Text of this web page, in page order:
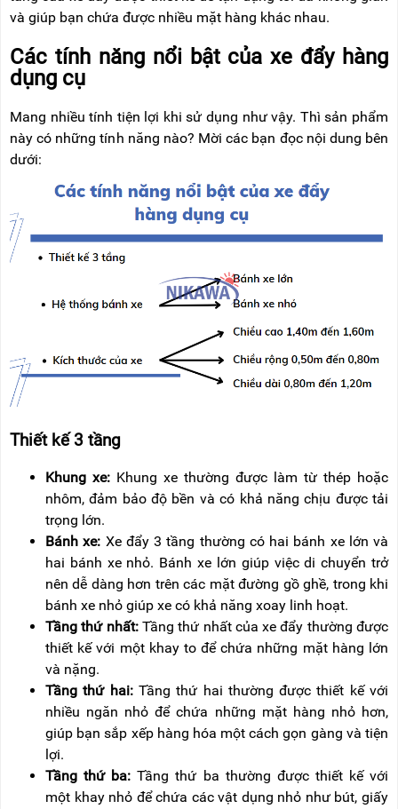
NÂNG
TAY
và giúp bạn chứa được nhiều mặt hàng khác nhau.
Các tính năng nổi bật của xe đẩy hàng
dụng cụ
Mang nhiều tính tiện lợi khi sử dụng như vậy. Thì sản phẩm
này có những tính năng nào? Mời các bạn đọc nội dung bên
dưới:
Thiết kế 3 tầng
Khung xe: Khung xe thường được làm từ thép hoặc
nhôm, đảm bảo độ bền và có khả năng chịu được tải
trọng lớn.
Bánh xe: Xe đẩy 3 tầng thường có hai bánh xe lớn và
hai bánh xe nhỏ. Bánh xe lớn giúp việc di chuyển trở
nên dễ dàng hơn trên các mặt đường gồ ghề, trong khi
bánh xe nhỏ giúp xe có khả năng xoay linh hoạt.
Tầng thứ nhất: Tầng thứ nhất của xe đẩy thường được
thiết kế với một khay to để chứa những mặt hàng lớn
và nặng.
Tầng thứ hai: Tầng thứ hai thường được thiết kế với
nhiều ngăn nhỏ để chứa những mặt hàng nhỏ hơn,
giúp bạn sắp xếp hàng hóa một cách gọn gàng và tiện
lợi.
Tầng thứ ba: Tầng thứ ba thường được thiết kế với
một khay nhỏ để chứa các vật dụng nhỏ như bút, giấy